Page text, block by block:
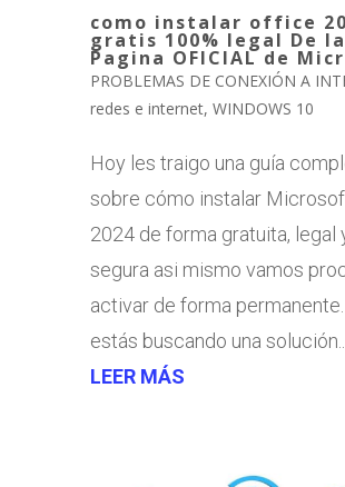
como instalar office
gratis 100% legal De la
Pagina OFICIAL de
PROBLEMAS DE CONEXIÓN A
redes e internet, WINDOWS 10
Hoy les traigo una guía
sobre cómo instalar
2024 de forma gratuita, legal
segura asi mismo vamos
activar de forma
estás buscando una
LEER MÁS